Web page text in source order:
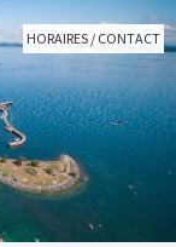
HORAIRES / CONTACT